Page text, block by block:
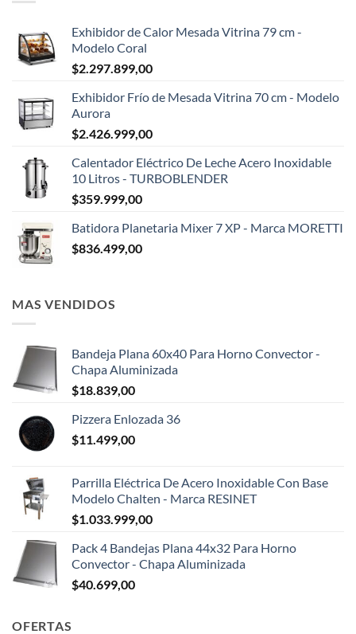
Exhibidor de Calor Mesada Vitrina 79 cm -
Modelo Coral
$2.297.899,00
Exhibidor Frío de Mesada Vitrina 70 cm - Modelo
Aurora
$2.426.999,00
Calentador Eléctrico De Leche Acero Inoxidable
10 Litros - TURBOBLENDER
$359.999,00
Batidora Planetaria Mixer 7 XP - Marca MORETTI
$836.499,00
MAS VENDIDOS
Bandeja Plana 60x40 Para Horno Convector -
Chapa Aluminizada
$18.839,00
Pizzera Enlozada 36
$11.499,00
Parrilla Eléctrica De Acero Inoxidable Con Base
Modelo Chalten - Marca RESINET
$1.033.999,00
Pack 4 Bandejas Plana 44x32 Para Horno
Convector - Chapa Aluminizada
$40.699,00
OFERTAS